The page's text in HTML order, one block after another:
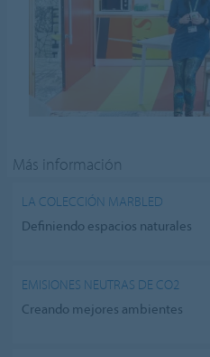
Más información
LA COLECCIÓN MARBLED
Definiendo espacios naturales
EMISIONES NEUTRAS DE CO2
Creando mejores ambientes